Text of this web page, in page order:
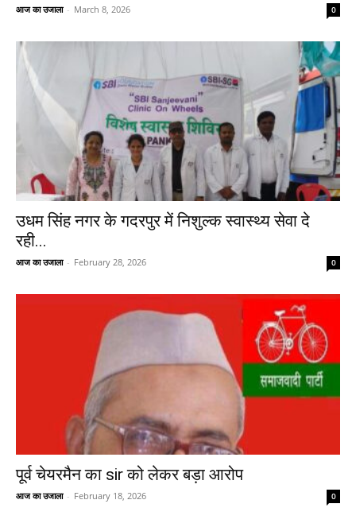
आज का उजाला - March 8, 2026 0
उधम सिंह नगर के गदरपुर में निशुल्क स्वास्थ्य सेवा दे
रही...
आज का उजाला - February 28, 2026 0
पूर्व चेयरमैन का sir को लेकर बड़ा आरोप
आज का उजाला - February 18, 2026 0